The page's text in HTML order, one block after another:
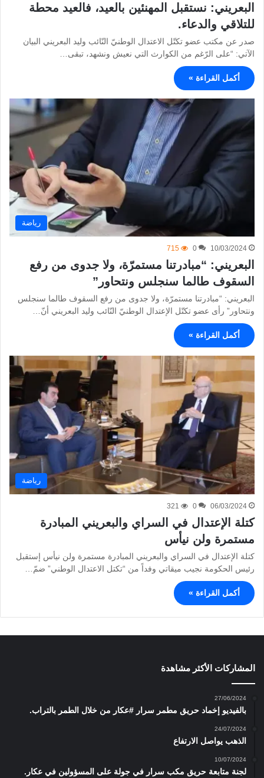
البعريني: نستقبل المهنئين بالعيد، فالعيد محطة
للتلاقي والدعاء.
صدر عن مكتب عضو تكتّل الاعتدال الوطنيّ النّائب وليد البعريني البيان
الآتي: “على الرّغم من الكوارث التي نعيش ونشهد، تبقى…
أكمل القراءة »
رياضة
10/03/2024
0
715
البعريني: “مبادرتنا مستمرّة، ولا جدوى من رفع
السقوف طالما سنجلس ونتحاور”
البعريني: “مبادرتنا مستمرّة، ولا جدوى من رفع السقوف طالما سنجلس
ونتحاور” رأى عضو تكتّل الإعتدال الوطنيّ النّائب وليد البعريني أنّ…
أكمل القراءة »
رياضة
06/03/2024
0
321
كتلة الإعتدال في السراي والبعريني المبادرة
مستمرة ولن نيأس
كتلة الإعتدال في السراي والبعريني المبادرة مستمرة ولن نيأس إستقبل
رئيس الحكومة نجيب ميقاتي وفداً من “تكتل الاعتدال الوطني” ضمّ…
أكمل القراءة »
المشاركات الأكثر مشاهدة
27/06/2024
بالفيديو إخماد حريق مطمر سرار #عكار من خلال الطمر بالتراب.
24/07/2024
الذهب يواصل الارتفاع
10/07/2024
لجنة متابعة حريق مكب سرار في جولة على المسؤولين في عكار.